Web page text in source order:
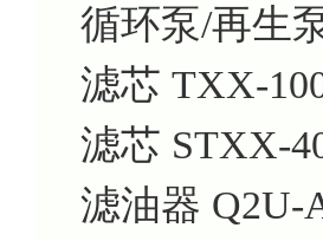
循环泵/再生
滤芯 TXX-
滤芯 STXX-
滤油器 Q2U-